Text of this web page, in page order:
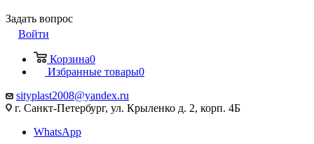
Задать вопрос
Войти
Корзина0
Избранные товары0
sityplast2008@yandex.ru
г. Санкт-Петербург, ул. Крыленко д. 2, корп. 4Б
WhatsApp